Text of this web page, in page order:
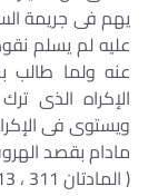
يهم فى جريمة
عليه لم يسلم
عنه ولما طالب
الإكراه الذى
ويستوى فى
مادام بقصد
( المادتان 311 ، 313 من قانون العقوبات الحالى )